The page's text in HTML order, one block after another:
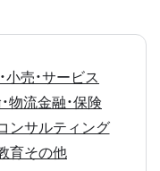
小売・サービス
物流金融・保険
ンサルティング
育その他